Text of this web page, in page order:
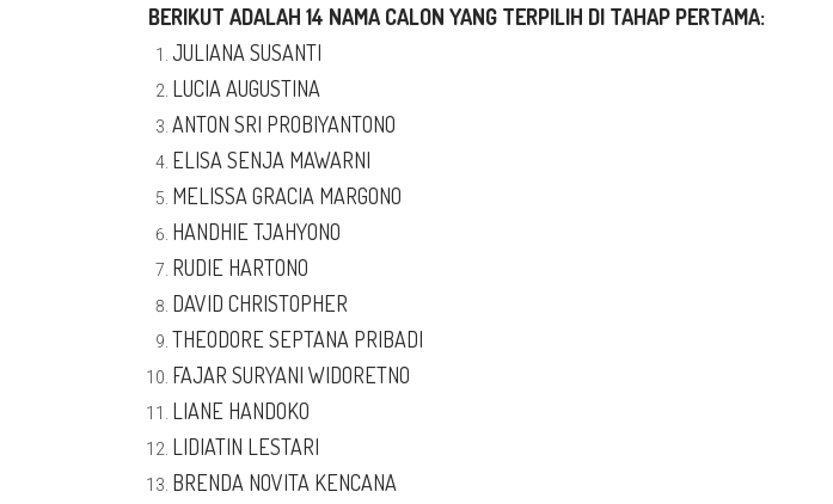
BERIKUT ADALAH 14 NAMA CALON YANG TERPILIH DI TAHAP PERTAMA:
JULIANA SUSANTI
LUCIA AUGUSTINA
ANTON SRI PROBIYANTONO
ELISA SENJA MAWARNI
MELISSA GRACIA MARGONO
HANDHIE TJAHYONO
RUDIE HARTONO
DAVID CHRISTOPHER
THEODORE SEPTANA PRIBADI
FAJAR SURYANI WIDORETNO
LIANE HANDOKO
LIDIATIN LESTARI
BRENDA NOVITA KENCANA